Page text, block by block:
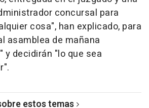
concursal para
cosa", han explicado, para
asamblea de mañana
y decidirán "lo que sea
estos temas